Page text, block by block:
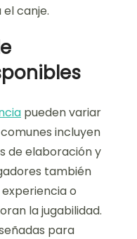
canje.
pueden variar
incluyen
de elaboración y
también
o
la jugabilidad.
para